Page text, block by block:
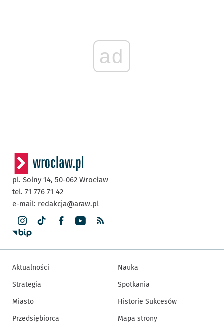
ad
pl. Solny 14, 50-062 Wrocław
tel. 71 776 71 42
e-mail: redakcja@araw.pl
Aktualności
Strategia
Miasto
Przedsiębiorca
Nauka
Spotkania
Historie Sukcesów
Mapa strony